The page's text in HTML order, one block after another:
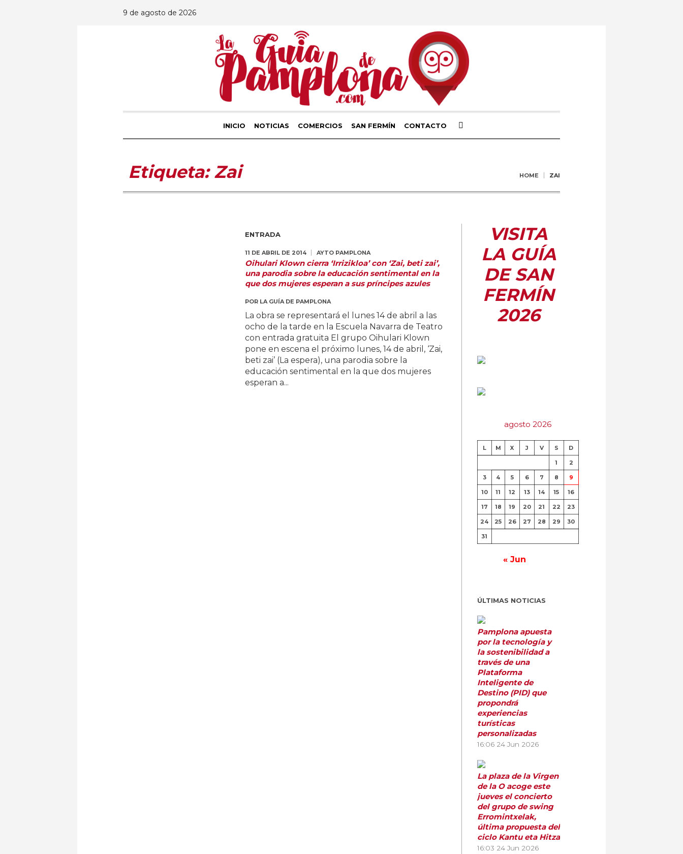
9 de agosto de 2026
INICIO NOTICIAS COMERCIOS SAN FERMÍN CONTACTO
Etiqueta:Zai HOME ZAI
ENTRADA
11 DE ABRIL DE 2014 AYTO PAMPLONA
Oihulari Klown cierra ‘Irrizikloa’ con ‘Zai, beti zai’,
una parodia sobre la educación sentimental en la
que dos mujeres esperan a sus príncipes azules
POR LA GUÍA DE PAMPLONA
La obra se representará el lunes 14 de abril a las
ocho de la tarde en la Escuela Navarra de Teatro
con entrada gratuita El grupo Oihulari Klown
pone en escena el próximo lunes, 14 de abril, ‘Zai,
beti zai’ (La espera), una parodia sobre la
educación sentimental en la que dos mujeres
esperan a...
VISITA
LA GUÍA
DE SAN
FERMÍN
2026
agosto 2026
L M X J V S D
1 2
3 4 5 6 7 8 9
10 11 12 13 14 15 16
17 18 19 20 21 22 23
24 25 26 27 28 29 30
31
« Jun
ÚLTIMAS NOTICIAS
Pamplona apuesta
por la tecnología y
la sostenibilidad a
través de una
Plataforma
Inteligente de
Destino (PID) que
propondrá
experiencias
turísticas
personalizadas
16:06 24 Jun 2026
La plaza de la Virgen
de la O acoge este
jueves el concierto
del grupo de swing
Erromintxelak,
última propuesta del
ciclo Kantu eta Hitza
16:03 24 Jun 2026